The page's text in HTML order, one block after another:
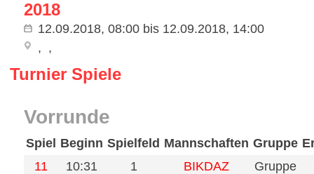
2018
12.09.2018, 08:00 bis 12.09.2018, 14:00
Turnier Spiele
Vorrunde
Spiel Beginn Spielfeld Mannschaften Gruppe
11
10:31 1
BIKDAZ
Gruppe